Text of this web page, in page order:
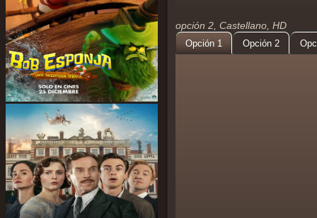
opción 2, Castellano, HD
Opción 1 Opción 2